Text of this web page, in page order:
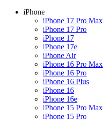
iPhone
iPhone 17 Pro Max
iPhone 17 Pro
iPhone 17
iPhone 17e
iPhone Air
iPhone 16 Pro Max
iPhone 16 Pro
iPhone 16 Plus
iPhone 16
iPhone 16e
iPhone 15 Pro Max
iPhone 15 Pro